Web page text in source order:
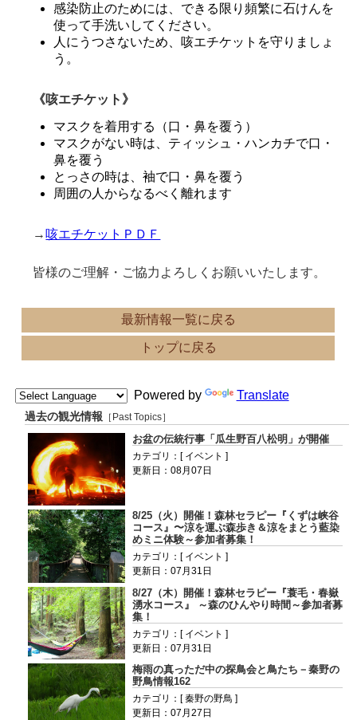
感染防止のためには、できる限り頻繁に石けんを
使って手洗いしてください。
人にうつさないため、咳エチケットを守りましょ
う。
《咳エチケット》
マスクを着用する（口・鼻を覆う）
マスクがない時は、ティッシュ・ハンカチで口・
鼻を覆う
とっさの時は、袖で口・鼻を覆う
周囲の人からなるべく離れます
→ 咳エチケットＰＤＦ
皆様のご理解・ご協力よろしくお願いいたします。
最新情報一覧に戻る
トップに戻る
Powered by Translate
過去の観光情報 ［Past Topics］
お盆の伝統行事「瓜生野百八松明」が開催
カテゴリ：[ イベント ]
更新日：08月07日
8/25（火）開催！森林セラピー『くずは峡谷
コース』〜涼を運ぶ森歩き＆涼をまとう藍染
めミニ体験～参加者募集！
カテゴリ：[ イベント ]
更新日：07月31日
8/27（木）開催！森林セラピー『蓑毛・春嶽
湧水コース』 ～森のひんやり時間～参加者募
集！
カテゴリ：[ イベント ]
更新日：07月31日
梅雨の真っただ中の探鳥会と鳥たち－秦野の
野鳥情報162
カテゴリ：[ 秦野の野鳥 ]
更新日：07月27日